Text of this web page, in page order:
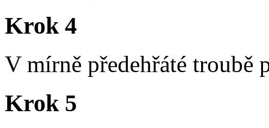
Krok 4
V mírně předehřáté troubě
Krok 5